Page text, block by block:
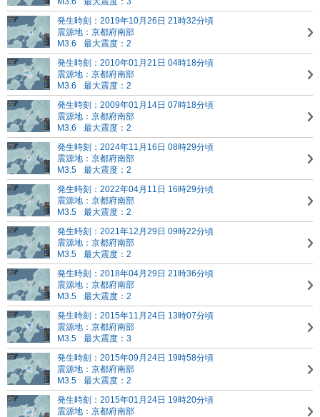
発生時刻：2019年10月26日 21時32分頃
震源地：京都府南部
M3.6
最大震度：2
発生時刻：2010年01月21日 04時18分頃
震源地：京都府南部
M3.6
最大震度：2
発生時刻：2009年01月14日 07時18分頃
震源地：京都府南部
M3.6
最大震度：2
発生時刻：2024年11月16日 08時29分頃
震源地：京都府南部
M3.5
最大震度：2
発生時刻：2022年04月11日 16時29分頃
震源地：京都府南部
M3.5
最大震度：2
発生時刻：2021年12月29日 09時22分頃
震源地：京都府南部
M3.5
最大震度：2
発生時刻：2018年04月29日 21時36分頃
震源地：京都府南部
M3.5
最大震度：2
発生時刻：2015年11月24日 13時07分頃
震源地：京都府南部
M3.5
最大震度：3
発生時刻：2015年09月24日 19時58分頃
震源地：京都府南部
M3.5
最大震度：2
発生時刻：2015年01月24日 19時20分頃
震源地：京都府南部